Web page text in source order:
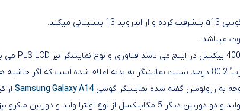
پشتیبانی میکند. در پنل جولیی صفحه نمایش حاشیه های نماییشگر کمی ضخیم هستند و تقریبأ 80.2 درصد نسبت
به رزولوشن گفته شده نمایشگر گوشی Samsung Galaxy A14 از